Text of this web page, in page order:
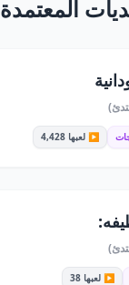
المعتمدة
▶️ لعبها 4,428
▶️ لعبها 38